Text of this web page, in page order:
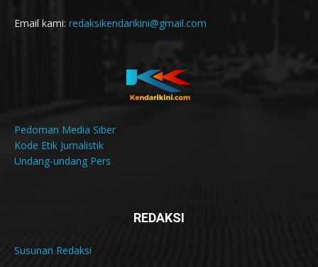
Email kami: redaksikendarikini@gmail.com
Pedoman Media Siber
Kode Etik Jurnalistik
Undang-undang Pers
REDAKSI
Susunan Redaksi